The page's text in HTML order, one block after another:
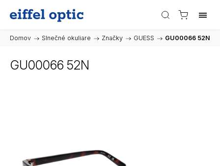
Domov / Slnečné okuliare / Značky / GUESS / GU00066 52N
GU00066 52N